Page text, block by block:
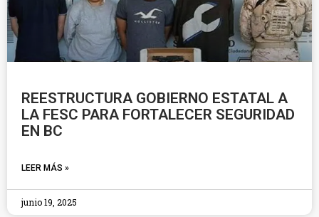
REESTRUCTURA GOBIERNO ESTATAL A
LA FESC PARA FORTALECER SEGURIDAD
EN BC
LEER MÁS »
junio 19, 2025